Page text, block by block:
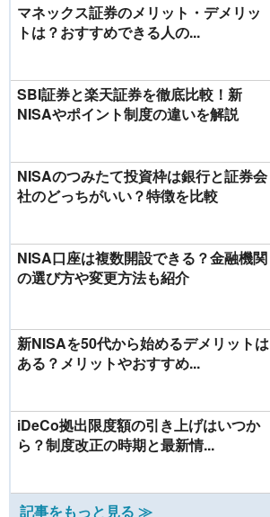
マネックス証券のメリット・デメリッ
トは？おすすめできる人の...
SBI証券と楽天証券を徹底比較！新
NISAやポイント制度の違いを解説
NISAのつみたて投資枠は銀行と証券会
社のどっちがいい？特徴を比較
NISA口座は複数開設できる？金融機関
の選び方や変更方法も紹介
新NISAを50代から始めるデメリットは
ある？メリットやおすすめ...
iDeCo拠出限度額の引き上げはいつか
ら？制度改正の時期と最新情...
記事をもっと見る ≫